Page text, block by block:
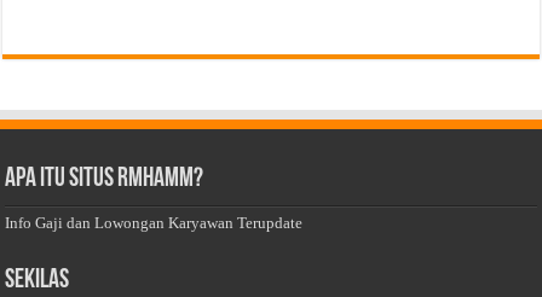
Apa Itu Situs Rmhamm?
Info Gaji dan Lowongan Karyawan Terupdate
Sekilas